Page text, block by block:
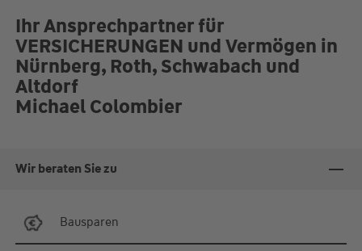
Ihr Ansprechpartner für
VERSICHERUNGEN und Vermögen in
Nürnberg, Roth, Schwabach und
Altdorf